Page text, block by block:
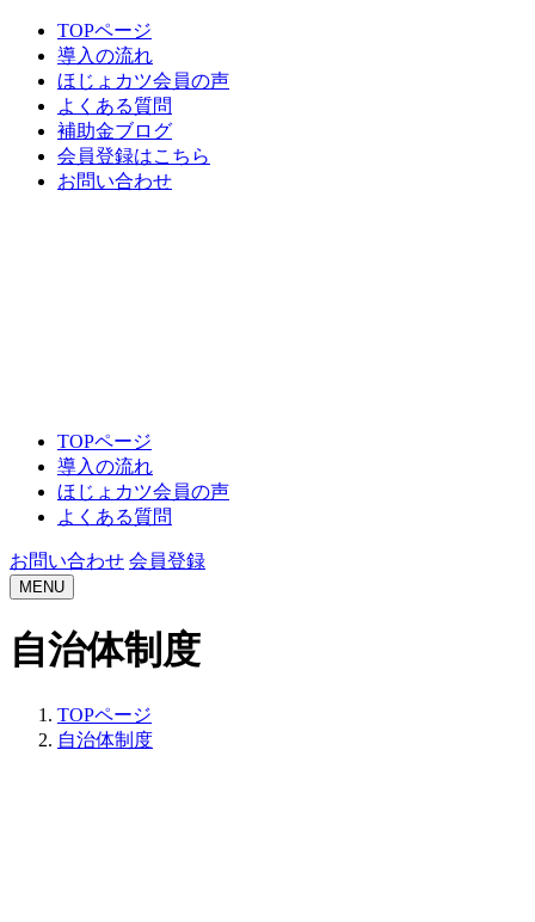
TOPページ
導入の流れ
ほじょカツ会員の声
よくある質問
補助金ブログ
会員登録はこちら
お問い合わせ
TOPページ
導入の流れ
ほじょカツ会員の声
よくある質問
お問い合わせ 会員登録
MENU
自治体制度
TOPページ
自治体制度